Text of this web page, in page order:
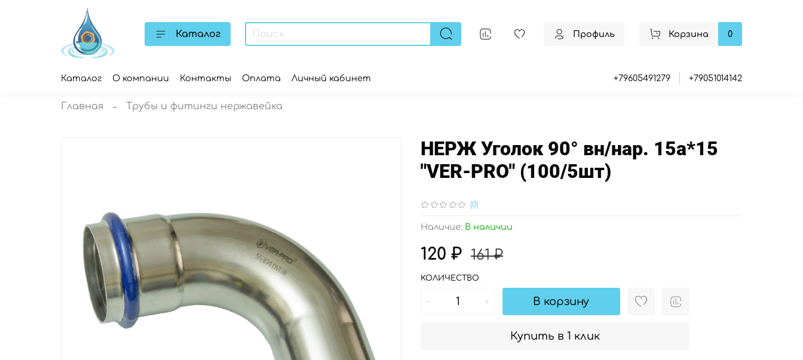
Каталог Профиль Корзина 0
Каталог О компании Контакты Оплата Личный кабинет +79605491279 +79051014142
Главная Трубы и фитинги нержавейка
(0)
Наличие: В наличии
НЕРЖ Уголок 90° вн/нар. 15а*15
"VER-PRO" (100/5шт)
120 ₽ 161 ₽
КОЛИЧЕСТВО
В корзину
Купить в 1 клик